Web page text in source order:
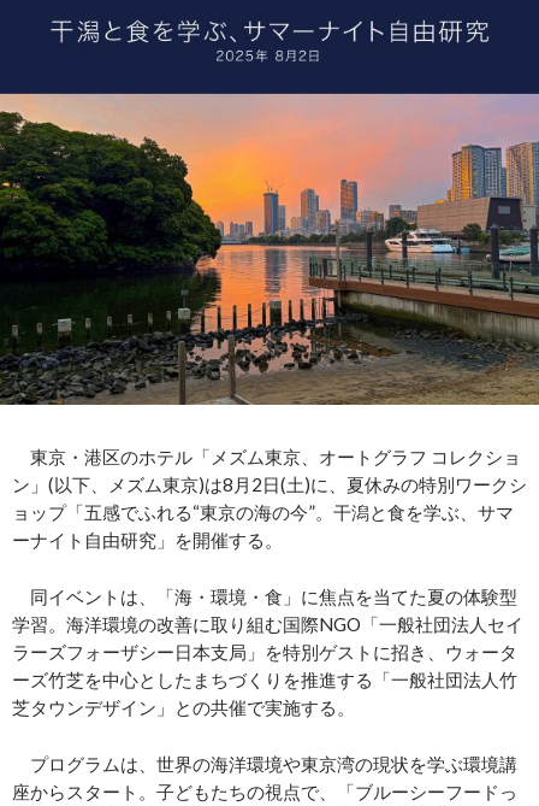
東京・港区のホテル「メズム東京、オートグラフ コレクショ
ン」(以下、メズム東京)は8月2日(土)に、夏休みの特別ワークシ
ョップ「五感でふれる“東京の海の今”。干潟と食を学ぶ、サマ
ーナイト自由研究」を開催する。
同イベントは、「海・環境・食」に焦点を当てた夏の体験型
学習。海洋環境の改善に取り組む国際NGO「一般社団法人セイ
ラーズフォーザシー日本支局」を特別ゲストに招き、ウォータ
ーズ竹芝を中心としたまちづくりを推進する「一般社団法人竹
芝タウンデザイン」との共催で実施する。
プログラムは、世界の海洋環境や東京湾の現状を学ぶ環境講
座からスタート。子どもたちの視点で、「ブルーシーフードっ